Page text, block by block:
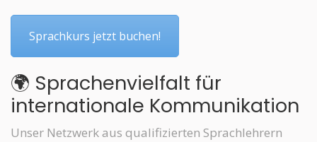
Sprachkurs jetzt buchen!
🌍 Sprachenvielfalt für
internationale Kommunikation
Unser Netzwerk aus qualifizierten Sprachlehrern